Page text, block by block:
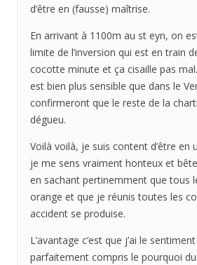
d’être en (fausse) maîtrise.
En arrivant à 1100m au st eyn, on
limite de l’inversion qui est en train
cocotte minute et ça cisaille pas mal.
est bien plus sensible que dans le
confirmeront que le reste de la
dégueu.
Voilà voilà, je suis content d’être en
je me sens vraiment honteux et
en sachant pertinemment que tous
orange et que je réunis toutes les
accident se produise.
L’avantage c’est que j’ai le
parfaitement compris le pourquoi